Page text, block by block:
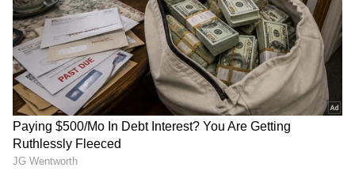
ವೈಭವ್ ಸೂರ್ಯವಂಶಿ ಎನ್ನುವ
ವಜ್ರವನ್ನು ಹುಡುಕಿದ್ದು ದ್ರಾವಿಡ್
ಅಲ್ಲ, ಲಕ್ಷ್ಮಣ್‌ ಕೂಡಾ ಅಲ್ಲ! ಬ್ಯಾಕ್
ಟು ಬ್ಯಾಕ್ ಸಿಕ್ಸರ್ ಕಥೆ ಗೊತ್ತಾ?
IPL ಕ್ವಾಲಿಫೈಯರ್-2: ಫೈನಲ್‌
ಟಿಕೆಟ್‌ಗಾಗಿಂದು ಗುಜರಾತ್
ಟೈಟಾನ್ಸ್ - ರಾಜಸ್ಥಾನ ರಾಯಲ್ಸ್
ಫೈಟ್